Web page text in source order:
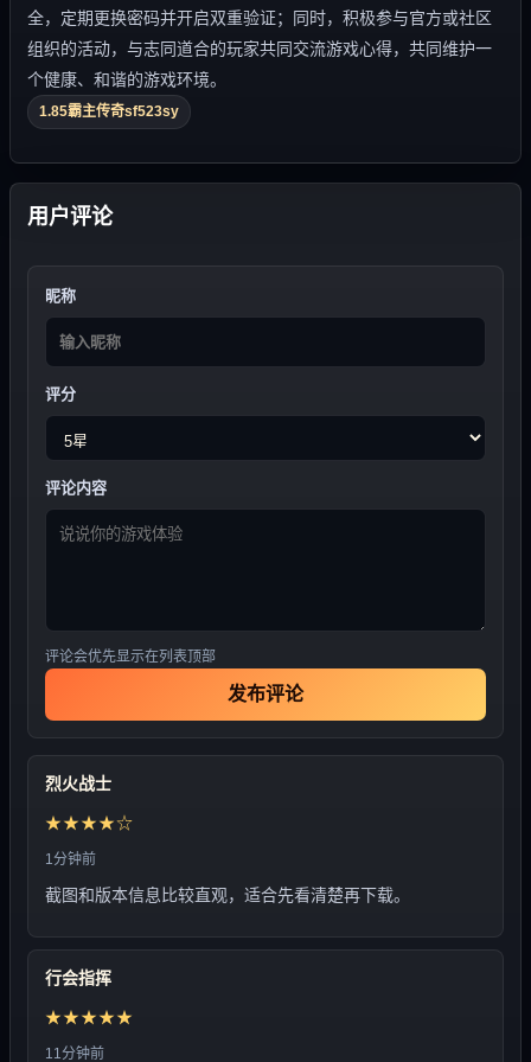
全，定期更换密码并开启双重验证；同时，积极参与官方或社区
组织的活动，与志同道合的玩家共同交流游戏心得，共同维护一
个健康、和谐的游戏环境。
1.85霸主传奇sf523sy
用户评论
昵称
评分
评论内容
评论会优先显示在列表顶部
发布评论
烈火战士
★★★★☆
1分钟前
截图和版本信息比较直观，适合先看清楚再下载。
行会指挥
★★★★★
11分钟前